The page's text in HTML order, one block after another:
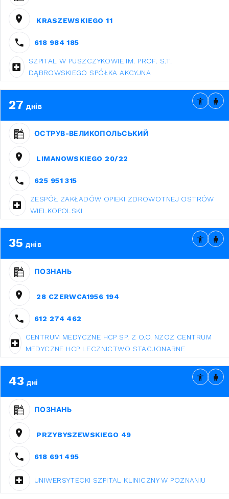
KRASZEWSKIEGO 11
618 984 185
SZPITAL W PUSZCZYKOWIE IM. PROF. S.T.
DĄBROWSKIEGO SPÓŁKA AKCYJNA
27 днів
ОСТРУВ-ВЕЛИКОПОЛЬСЬКИЙ
LIMANOWSKIEGO 20/22
625 951 315
ZESPÓŁ ZAKŁADÓW OPIEKI ZDROWOTNEJ OSTRÓW
WIELKOPOLSKI
35 днів
ПОЗНАНЬ
28 CZERWCA1956 194
612 274 462
CENTRUM MEDYCZNE HCP SP. Z O.O. NZOZ CENTRUM
MEDYCZNE HCP LECZNICTWO STACJONARNE
43 дні
ПОЗНАНЬ
PRZYBYSZEWSKIEGO 49
618 691 495
UNIWERSYTECKI SZPITAL KLINICZNY W POZNANIU